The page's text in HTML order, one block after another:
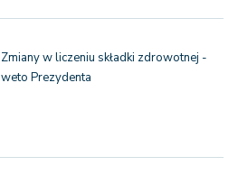
Zmiany w liczeniu składki zdrowotnej -
weto Prezydenta